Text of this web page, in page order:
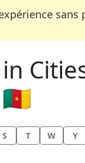
sans
S T W Y